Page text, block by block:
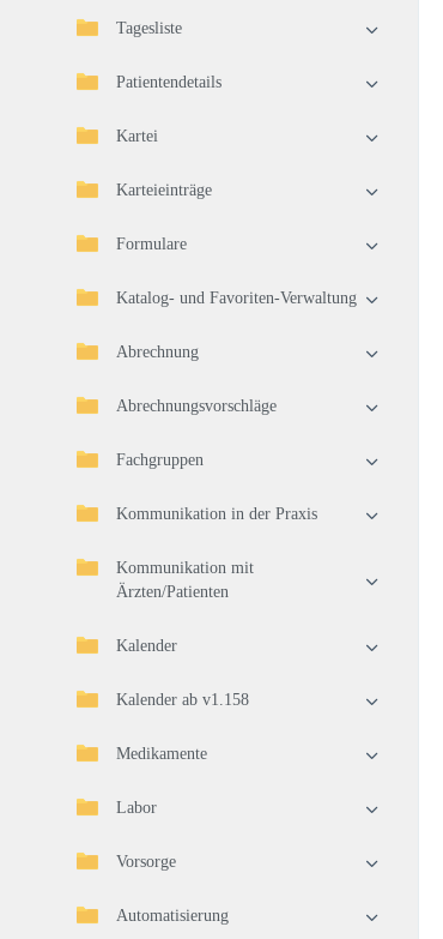
Tagesliste
Patientendetails
Kartei
Karteieinträge
Formulare
Katalog- und Favoriten-Verwaltung
Abrechnung
Abrechnungsvorschläge
Fachgruppen
Kommunikation in der Praxis
Kommunikation mit
Ärzten/Patienten
Kalender
Kalender ab v1.158
Medikamente
Labor
Vorsorge
Automatisierung